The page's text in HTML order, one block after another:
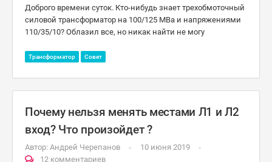
Доброго времени суток. Кто-нибудь знает трехобмоточный
силовой трансформатор на 100/125 МВа и напряжениями
110/35/10? Облазил все, но никак найти не могу
Трансформатор Совет
Почему нельзя менять местами Л1 и Л2
вход? Что произойдет ?
Автор: Андрей Черепанов
10 июня 2019
12 комментариев